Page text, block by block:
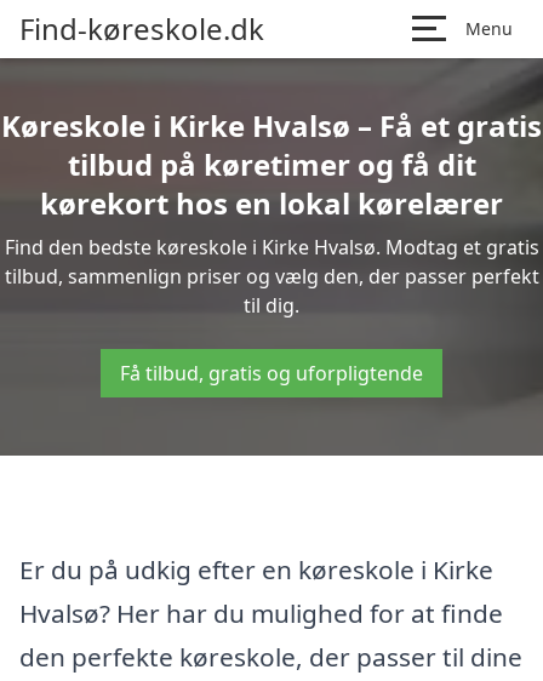
Find-køreskole.dk Menu
Køreskole i Kirke Hvalsø – Få et gratis
tilbud på køretimer og få dit
kørekort hos en lokal kørelærer
Find den bedste køreskole i Kirke Hvalsø. Modtag et gratis
tilbud, sammenlign priser og vælg den, der passer perfekt
til dig.
Få tilbud, gratis og uforpligtende
Er du på udkig efter en køreskole i Kirke
Hvalsø? Her har du mulighed for at finde
den perfekte køreskole, der passer til dine